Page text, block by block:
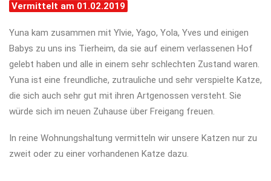
Vermittelt am 01.02.2019
Yuna kam zusammen mit Ylvie, Yago, Yola, Yves und einigen
Babys zu uns ins Tierheim, da sie auf einem verlassenen Hof
gelebt haben und alle in einem sehr schlechten Zustand waren.
Yuna ist eine freundliche, zutrauliche und sehr verspielte Katze,
die sich auch sehr gut mit ihren Artgenossen versteht. Sie
würde sich im neuen Zuhause über Freigang freuen.
In reine Wohnungshaltung vermitteln wir unsere Katzen nur zu
zweit oder zu einer vorhandenen Katze dazu.